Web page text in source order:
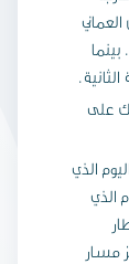
على
الذي
الذي
مسار